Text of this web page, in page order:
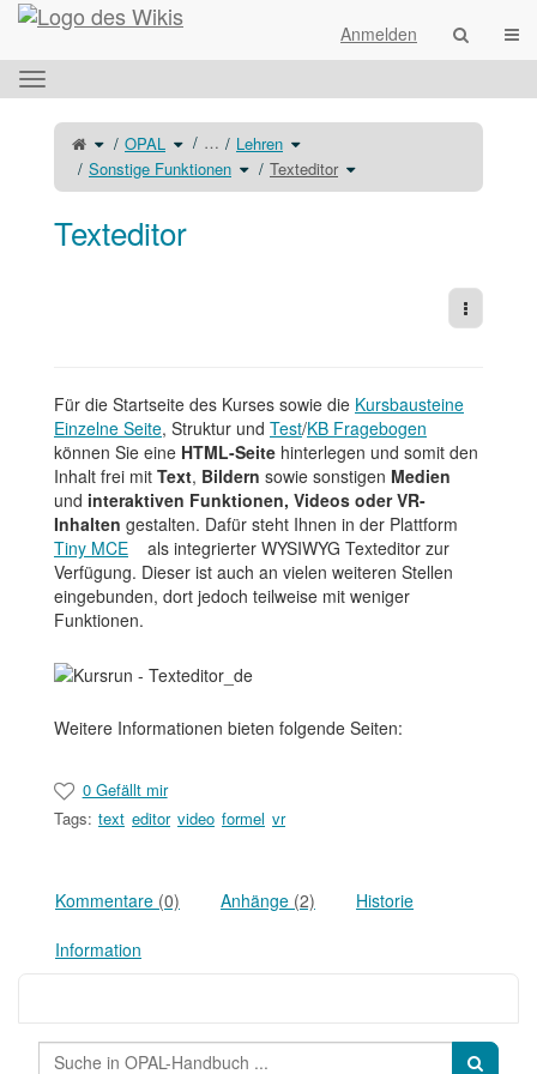
Startseite
Anmelden
Das
horizontale
Menü
umschalten.
Schalte
denübergeordneten
Baum
von
Texteditor
um.
OPAL Schalte
denVerzeichnisbaum
unter
OPAL
um.
… Lehren Schalte
den
unter
Lehren
um.
Sonstige Funktionen Schalte
denVerzeichnisbaum
unter
Sonstige
Texteditor Schalte
den
unter
Texteditor
Texteditor
Weitere
Für die Startseite des Kurses sowie die Kursbausteine
Einzelne Seite, Struktur und Test/KB Fragebogen
können Sie eine HTML-Seite hinterlegen und somit den
Inhalt frei mit Text, Bildern sowie sonstigen Medien
und interaktiven Funktionen, Videos oder VR-
Inhalten gestalten. Dafür steht Ihnen in der Plattform
Tiny MCE
als integrierter WYSIWYG Texteditor zur
Verfügung. Dieser ist auch an vielen weiteren Stellen
eingebunden, dort jedoch teilweise mit weniger
Funktionen.
Weitere Informationen bieten folgende Seiten:
0 Gefällt mir
Tags: text editor video formel vr
Kommentare (0) Anhänge (2) Historie
Information